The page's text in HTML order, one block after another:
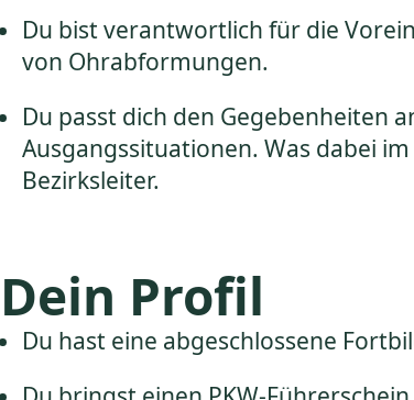
Du bist verantwortlich für die
von Ohrabformungen.
Du passt dich den Gegebenheiten
Ausgangssituationen. Was dabei
Bezirksleiter.
Dein Profil
Du hast eine abgeschlossene